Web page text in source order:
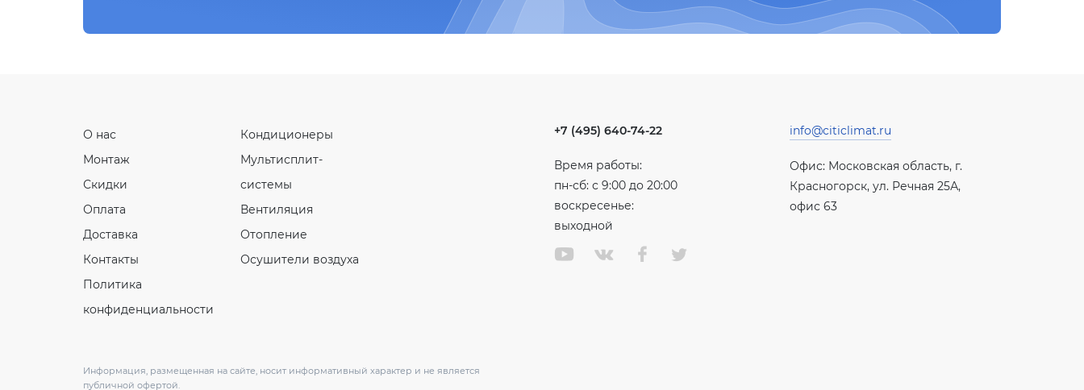
О нас
Монтаж
Скидки
Оплата
Доставка
Контакты
Политика
конфиденциальности
Кондиционеры
Мультисплит-
системы
Вентиляция
Отопление
Осушители воздуха
+7 (495) 640-74-22
Время работы:
пн-сб: с 9:00 до 20:00
воскресенье:
выходной
info@citiclimat.ru
Офис: Московская область, г.
Красногорск, ул. Речная 25А,
офис 63
Информация, размещенная на сайте, носит информативный характер и не является
публичной офертой.